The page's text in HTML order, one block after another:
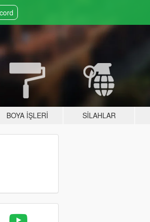
BOYA İŞLERI SILAHLAR